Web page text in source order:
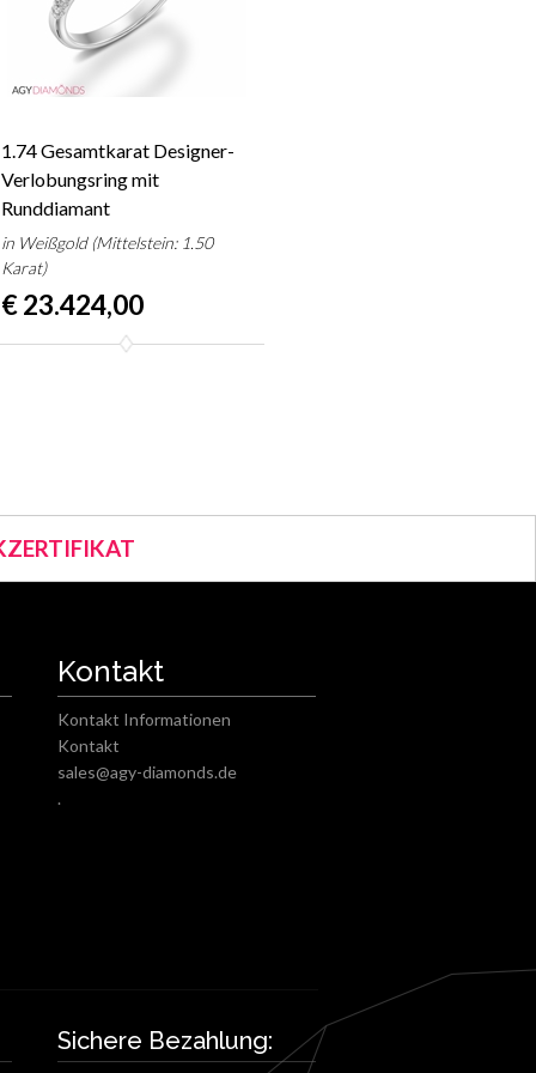
1.74 Gesamtkarat Designer-
Verlobungsring mit
Runddiamant
in Weißgold (Mittelstein: 1.50
Karat)
€ 23.424,00
Kontakt
Kontakt Informationen
Kontakt
sales@agy-diamonds.de
.
Sichere Bezahlung: